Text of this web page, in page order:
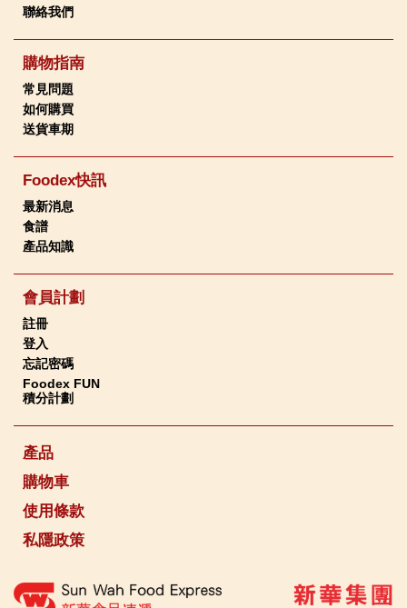
聯絡我們
購物指南
常見問題
如何購買
送貨車期
Foodex快訊
最新消息
食譜
產品知識
會員計劃
註冊
登入
忘記密碼
Foodex FUN
積分計劃
產品
購物車
使用條款
私隱政策